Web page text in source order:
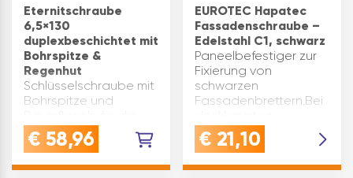
Eternitschraube
6,5×130
duplexbeschichtet mit
Bohrspitze &
Regenhut
Schlüsselschraube mit
Bohrspitze und
Befestigung von
Eternit- oder
€ 58,96
EUROTEC Hapatec
Fassadenschraube –
Edelstahl C1, schwarz
Paneelbefestiger zur
Fixierung von
schwarzen
Fassadenbrettern.Bei
Schraube aus
gehärtetem Edelstahl
€ 21,10